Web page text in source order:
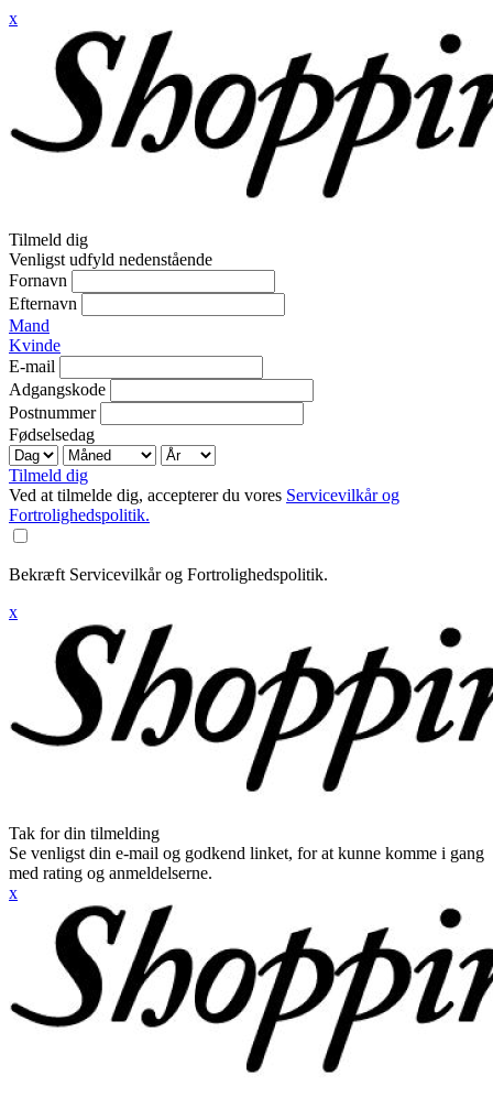
x
Tilmeld dig
Venligst udfyld nedenstående
Fornavn
Efternavn
Mand
Kvinde
E-mail
Adgangskode
Postnummer
Fødselsedag
Tilmeld dig
Ved at tilmelde dig, accepterer du vores Servicevilkår og
Fortrolighedspolitik.
Bekræft Servicevilkår og Fortrolighedspolitik.
x
Tak for din tilmelding
Se venligst din e-mail og godkend linket, for at kunne komme i gang
med rating og anmeldelserne.
x